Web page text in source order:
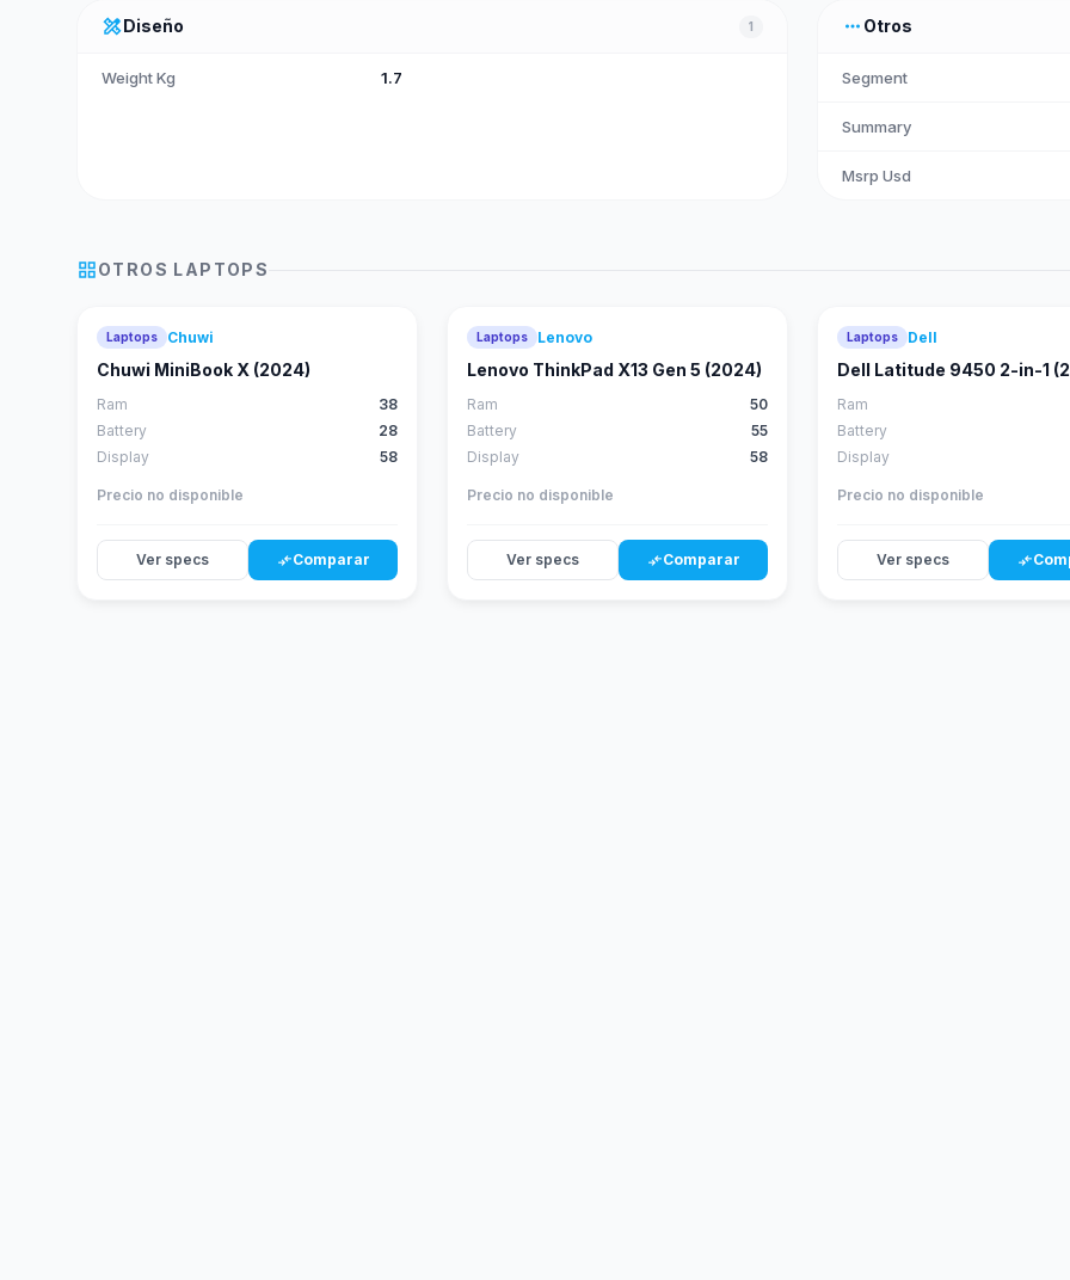
design_servicesDiseño 1
Weight Kg 1.7
more_horiz Otros
Segment
Summary
Msrp Usd
grid_viewOTROS LAPTOPS
Laptops Chuwi
Chuwi MiniBook X (2024)
Ram
38
Battery
28
Display
58
Precio no disponible
Ver specs compare_arrowsComparar
Laptops Lenovo
Lenovo ThinkPad X13 Gen 5 (2024)
Ram
50
Battery
55
Display
58
Precio no disponible
Ver specs compare_arrowsComparar
Laptops Dell
Dell Latitude 9450 2-in-1
Ram
Battery
Display
Precio no disponible
Ver specs compare_arrows